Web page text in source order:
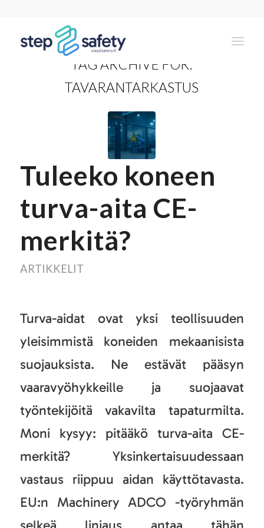
TAG ARCHIVE FOR:
TAVARANTARKASTUS
Tuleeko koneen
turva-aita CE-
merkitä?
ARTIKKELIT
Turva-aidat ovat yksi teollisuuden
yleisimmistä koneiden mekaanisista
suojauksista. Ne estävät pääsyn
vaaravyöhykkeille ja suojaavat
työntekijöitä vakavilta tapaturmilta.
Moni kysyy: pitääkö turva-aita CE-
merkitä? Yksinkertaisuudessaan
vastaus riippuu aidan käyttötavasta.
EU:n Machinery ADCO -työryhmän